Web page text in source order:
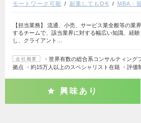
モートワーク可能
副業してもOK MBA・
【担当業務】 流通、小売、サービス業全般等の業
するチームで、該当業界に対する幅広い知識、経
し、クライアント…
会社概要
・世界有数の総合系コンサルティング
拠点 ・約15万人以上のスペシャリスト在籍 ・評価
興味あり